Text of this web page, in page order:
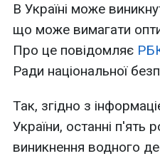
В Україні може
що може вимагати
Про це повідомляє
Ради національної
Так, згідно з
України, останні п'ять
виникнення водного